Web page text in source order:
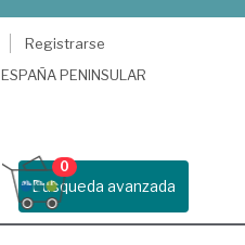
Registrarse
ESPAÑA PENINSULAR
Busqueda avanzada
0